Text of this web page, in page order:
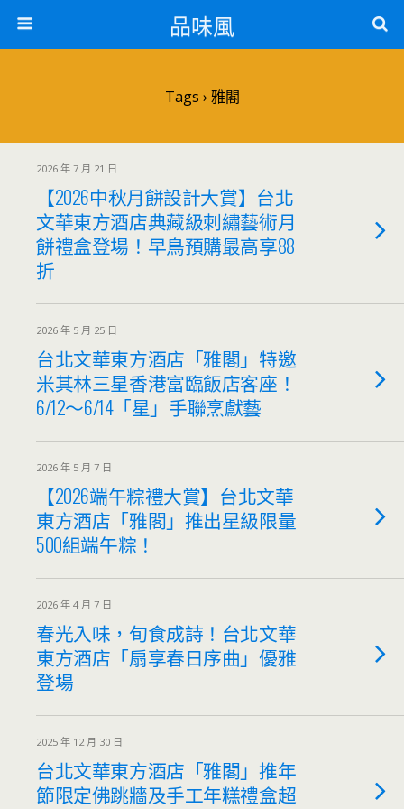
品味風
Tags › 雅閣
2026 年 7 月 21 日
【2026中秋月餅設計大賞】台北
文華東方酒店典藏級刺繡藝術月
餅禮盒登場！早鳥預購最高享88
折
2026 年 5 月 25 日
台北文華東方酒店「雅閣」特邀
米其林三星香港富臨飯店客座！
6/12～6/14「星」手聯烹獻藝
2026 年 5 月 7 日
【2026端午粽禮大賞】台北文華
東方酒店「雅閣」推出星級限量
500組端午粽！
2026 年 4 月 7 日
春光入味，旬食成詩！台北文華
東方酒店「扇享春日序曲」優雅
登場
2025 年 12 月 30 日
台北文華東方酒店「雅閣」推年
節限定佛跳牆及手工年糕禮盒超